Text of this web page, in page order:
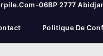
06BP 2777
Politique De